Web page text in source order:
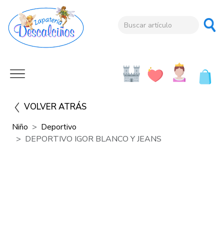
VOLVER ATRÁS
Niño
Deportivo
DEPORTIVO IGOR BLANCO Y JEANS